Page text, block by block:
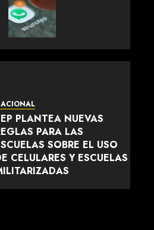
PLANTEA NUEVAS
PARA LAS
SOBRE EL USO
CELULARES Y ESCUELAS
AGOSTO 5, 2026 0